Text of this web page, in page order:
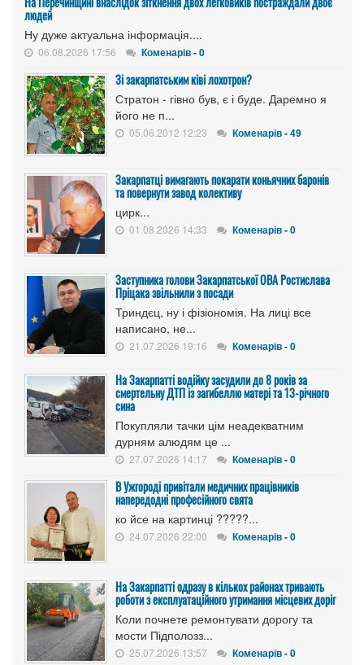
людей
Ну дуже актуальна інформація....
06.08.2026 17:56 Коменарів - 0
Зі закарпатським ківі лохотрон?
Стратон - гівно був, є і буде. Даремно я
його не п...
05.06.2012 12:23 Коменарів - 49
Закарпатці вимагають покарати коньячних баронів
та повернути завод колективу
цирк...
01.08.2026 14:33 Коменарів - 0
Заступника голови Закарпатської ОВА Ростислава
Пріцака звільнили з посади
Триндєц, ну і фізіономія. На лиці все
написано, не...
21.07.2026 19:16 Коменарів - 0
На Закарпатті водійку засудили до 8 років за
смертельну ДТП із загибеллю матері та 13-річного
сина
Покупляли тачки цім неадекватним
дурням алюдям це ...
27.07.2026 14:17 Коменарів - 0
В Ужгороді привітали медичних працівників
напередодні професійного свята
ко йсе на картинці ?????...
24.07.2026 22:00 Коменарів - 0
На Закарпатті одразу в кількох районах тривають
роботи з експлуатаційного утримання місцевих доріг
Коли почнете ремонтувати дорогу та
мости Підполозз...
25.07.2026 13:57 Коменарів - 0